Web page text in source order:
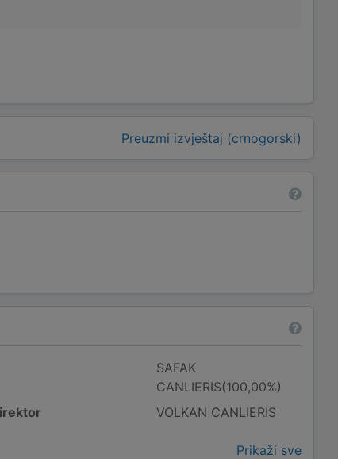
Preuzmi izvještaj (crnogorski)
SAFAK
CANLIERIS(100,00%)
VOLKAN CANLIERIS
Prikaži sve